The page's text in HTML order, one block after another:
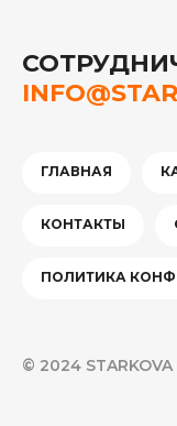
ГЛАВНАЯ
КОНТАКТЫ
ПОЛИТИКА
© 2024 STARKOVA